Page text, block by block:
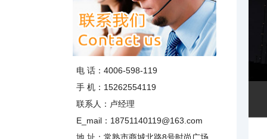
电 话：4006-598-119
手 机：15262554119
联系人：卢经理
E_mail：18751140119@163.com